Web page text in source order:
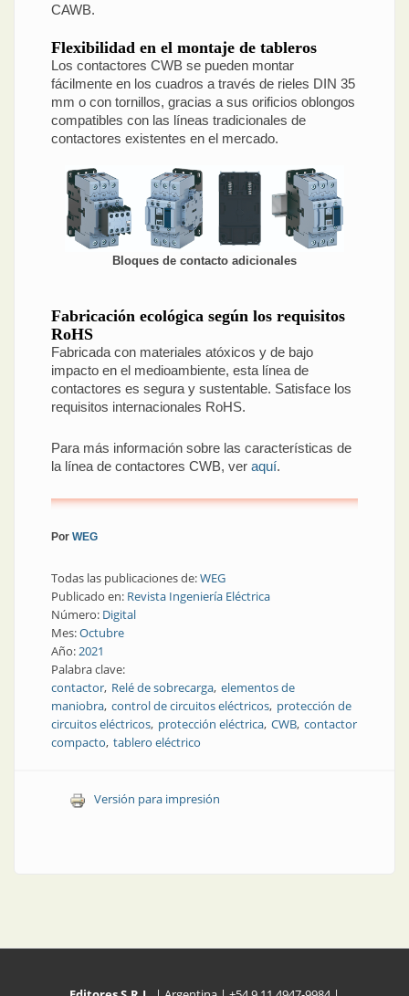
CAWB.
Flexibilidad en el montaje de tableros
Los contactores CWB se pueden montar
fácilmente en los cuadros a través de rieles DIN 35
mm o con tornillos, gracias a sus orificios oblongos
compatibles con las líneas tradicionales de
contactores existentes en el mercado.
Bloques de contacto adicionales
Fabricación ecológica según los requisitos
RoHS
Fabricada con materiales atóxicos y de bajo
impacto en el medioambiente, esta línea de
contactores es segura y sustentable. Satisface los
requisitos internacionales RoHS.
Para más información sobre las características de
la línea de contactores CWB, ver aquí.
Por WEG
Todas las publicaciones de:WEG
Publicado en: Revista Ingeniería Eléctrica
Número: Digital
Mes:Octubre
Año:2021
Palabra clave:
contactor Relé de sobrecarga elementos de
maniobra control de circuitos eléctricos protección de
circuitos eléctricos protección eléctrica CWB contactor
compacto tablero eléctrico
Versión para impresión